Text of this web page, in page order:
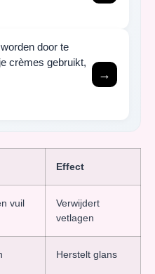
door te
crèmes gebruikt,
→
Effect
vuil
Verwijdert
vetlagen
Herstelt glans